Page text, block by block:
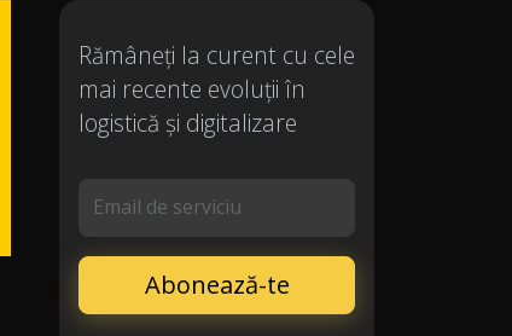
Rămâneți la curent cu cele
mai recente evoluții în
logistică și digitalizare
Email de serviciu